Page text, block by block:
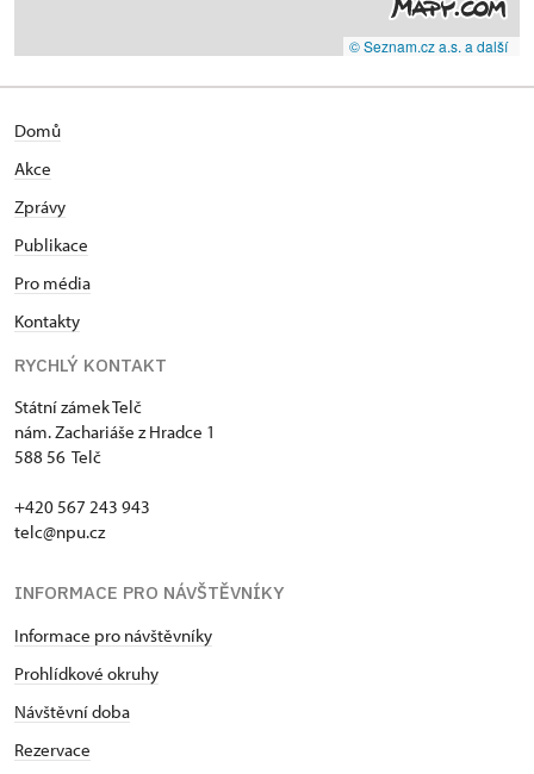
© Seznam.cz a.s. a další
Domů
Akce
Zprávy
Publikace
Pro média
Kontakty
RYCHLÝ KONTAKT
Státní zámek Telč
nám. Zachariáše z Hradce 1
588 56 Telč
+420 567 243 943
telc@npu.cz
INFORMACE PRO NÁVŠTĚVNÍKY
Informace pro návštěvníky
Prohlídkové okruhy
Návštěvní doba
Rezervace